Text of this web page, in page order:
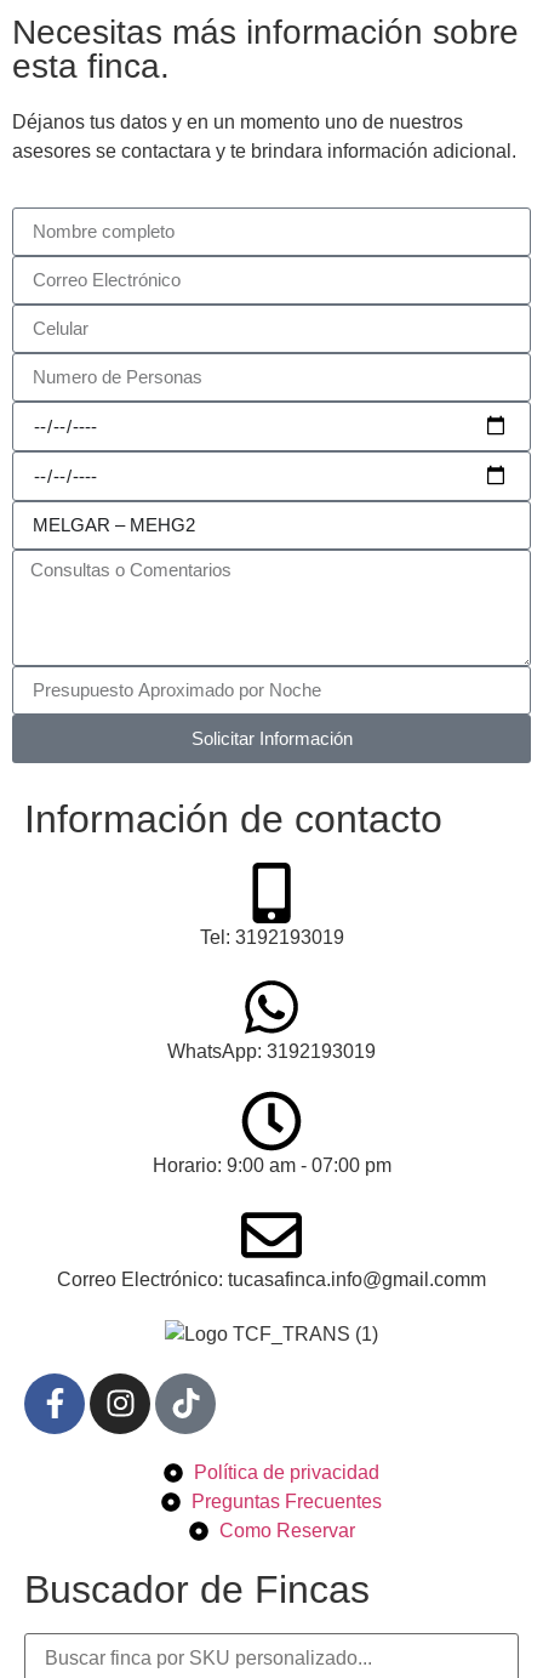
Necesitas más información sobre
esta finca.
Déjanos tus datos y en un momento uno de nuestros
asesores se contactara y te brindara información adicional.
Solicitar Información
Información de contacto
Tel: 3192193019
WhatsApp: 3192193019
Horario: 9:00 am - 07:00 pm
Correo Electrónico: tucasafinca.info@gmail.comm
Política de privacidad
Preguntas Frecuentes
Como Reservar
Buscador de Fincas